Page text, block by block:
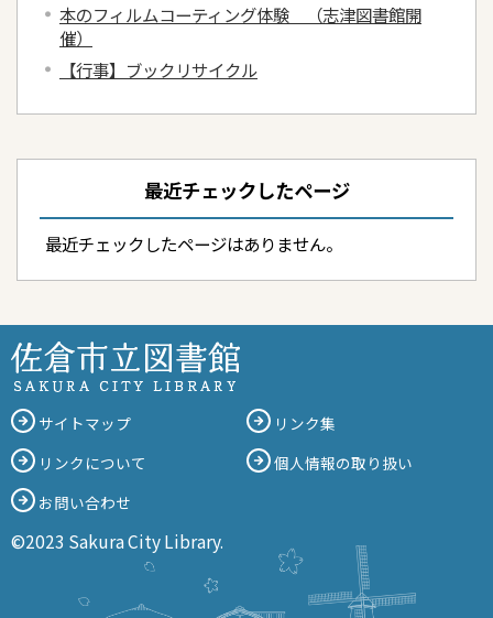
本のフィルムコーティング体験 （志津図書館開
催）
【行事】ブックリサイクル
最近チェックしたページ
最近チェックしたページはありません。
サイトマップ
リンク集
リンクについて
個人情報の取り扱い
お問い合わせ
©2023 Sakura City Library.